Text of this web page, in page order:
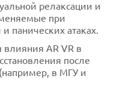
релаксации и
при
панических атаках.
влияния AR VR в
после
в МГУ и